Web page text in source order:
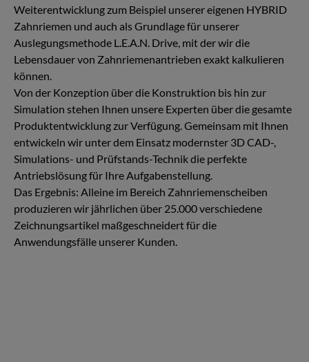
über mehr als 20 Prüfstände für Zahnriemenantriebe und
auch für unsere SKID Tragrollen.
Hier führen wir ganze Testreihen für unsere Kunden durch
und unterziehen zudem unsere eigenen Produkte
Leistungs- und Lebensdauertests – auch im Vergleich zu
Wettbewerbsprodukten.
Die daraus gewonnen Ergebnisse nutzen wir für die
Weiterentwicklung zum Beispiel unserer eigenen HYBRID
Zahnriemen und auch als Grundlage für unserer
Auslegungsmethode L.E.A.N. Drive, mit der wir die
Lebensdauer von Zahnriemenantrieben exakt kalkulieren
können.
Von der Konzeption über die Konstruktion bis hin zur
Simulation stehen Ihnen unsere Experten über die gesamte
Produktentwicklung zur Verfügung. Gemeinsam mit Ihnen